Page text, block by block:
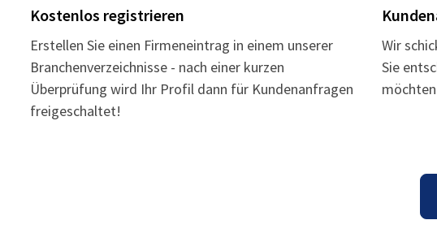
Kostenlos registrieren
Erstellen Sie einen Firmeneintrag in einem unserer
Branchenverzeichnisse - nach einer kurzen
Überprüfung wird Ihr Profil dann für Kundenanfragen
freigeschaltet!
Wir
Sie